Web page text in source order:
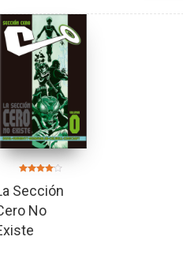
en
4.00
de 5
Sección
No